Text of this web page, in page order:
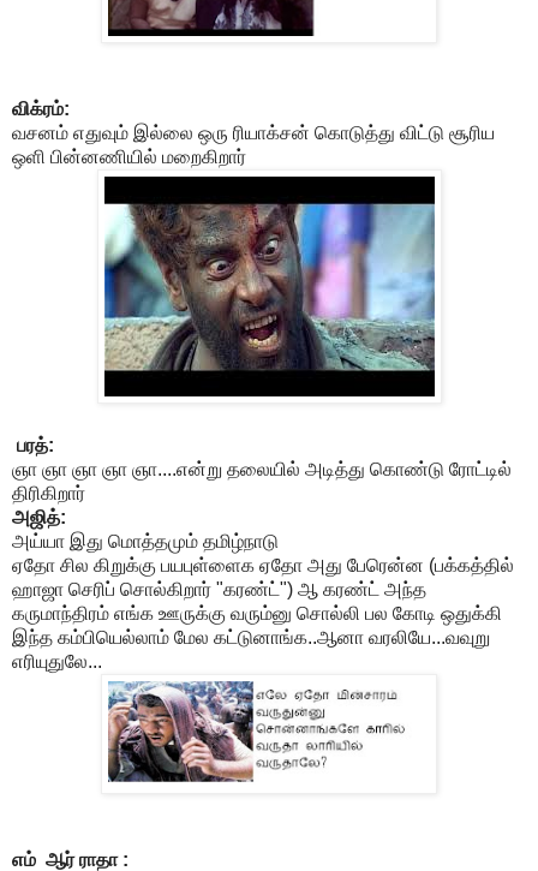
விக்ரம்:
வசனம் எதுவும் இல்லை ஒரு ரியாக்சன் கொடுத்து விட்டு சூரிய
ஒளி பின்னணியில் மறைகிறார்
பரத்:
ஞா ஞா ஞா ஞா ஞா....என்று தலையில் அடித்து கொண்டு ரோட்டில்
திரிகிறார்
அஜித்:
அய்யா இது மொத்தமும் தமிழ்நாடு
ஏதோ சில கிறுக்கு பயபுள்ளைக ஏதோ அது பேரென்ன (பக்கத்தில்
ஹாஜா செரிப் சொல்கிறார் "கரண்ட்") ஆ கரண்ட் அந்த
கருமாந்திரம் எங்க ஊருக்கு வரும்னு சொல்லி பல கோடி ஒதுக்கி
இந்த கம்பியெல்லாம் மேல கட்டுனாங்க..ஆனா வரலியே...வவுறு
எரியுதுலே...
எம் ஆர் ராதா :